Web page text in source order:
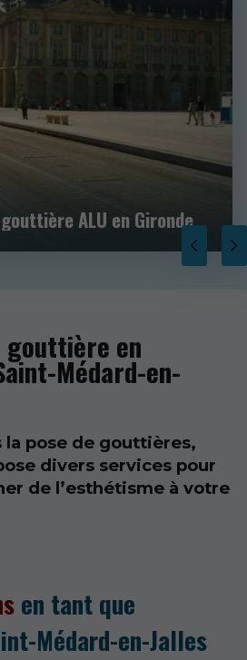
ALU en Gironde
gouttière en
Médard-en-
la pose de gouttières,
divers services pour
de l’esthétisme à votre
en tant que
Médard-en-Jalles